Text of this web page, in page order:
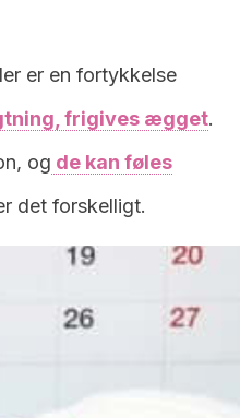
er en fortykkelse
frigives ægget.
og de kan føles
det forskelligt.